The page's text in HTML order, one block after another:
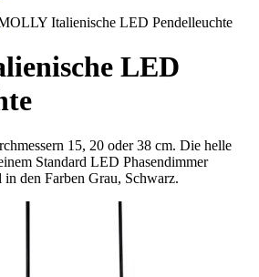
Italienische LED Pendelleuchte
LED
15, 20 oder 38 cm. Die helle
Standard LED Phasendimmer
den Farben Grau, Schwarz.